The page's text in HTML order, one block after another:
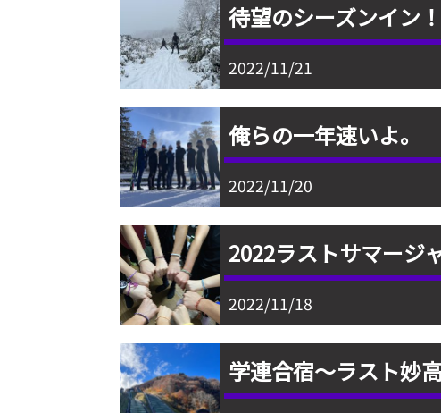
待望のシーズンイン！
2022/11/21
俺らの一年速いよ。
2022/11/20
2022ラストサマージ
2022/11/18
学連合宿〜ラスト妙